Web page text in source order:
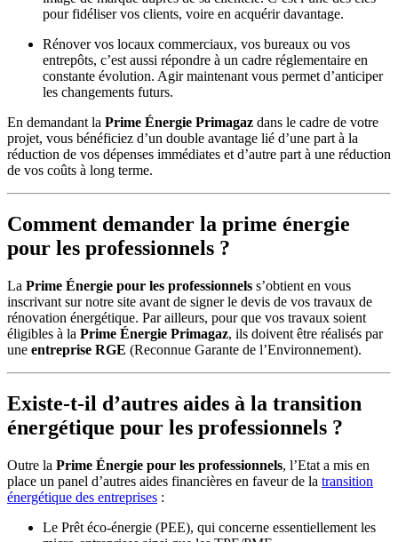
pour fidéliser vos clients, voire en acquérir davantage.
Rénover vos locaux commerciaux, vos bureaux ou vos
entrepôts, c’est aussi répondre à un cadre réglementaire en
constante évolution. Agir maintenant vous permet d’anticiper
les changements futurs.
En demandant la Prime Énergie Primagaz dans le cadre de votre
projet, vous bénéficiez d’un double avantage lié d’une part à la
réduction de vos dépenses immédiates et d’autre part à une réduction
de vos coûts à long terme.
Comment demander la prime énergie
pour les professionnels ?
La Prime Énergie pour les professionnels s’obtient en vous
inscrivant sur notre site avant de signer le devis de vos travaux de
rénovation énergétique. Par ailleurs, pour que vos travaux soient
éligibles à la Prime Énergie Primagaz, ils doivent être réalisés par
une entreprise RGE (Reconnue Garante de l’Environnement).
Existe-t-il d’autres aides à la transition
énergétique pour les professionnels ?
Outre la Prime Énergie pour les professionnels, l’Etat a mis en
place un panel d’autres aides financières en faveur de la transition
énergétique des entreprises :
Le Prêt éco-énergie (PEE), qui concerne essentiellement les